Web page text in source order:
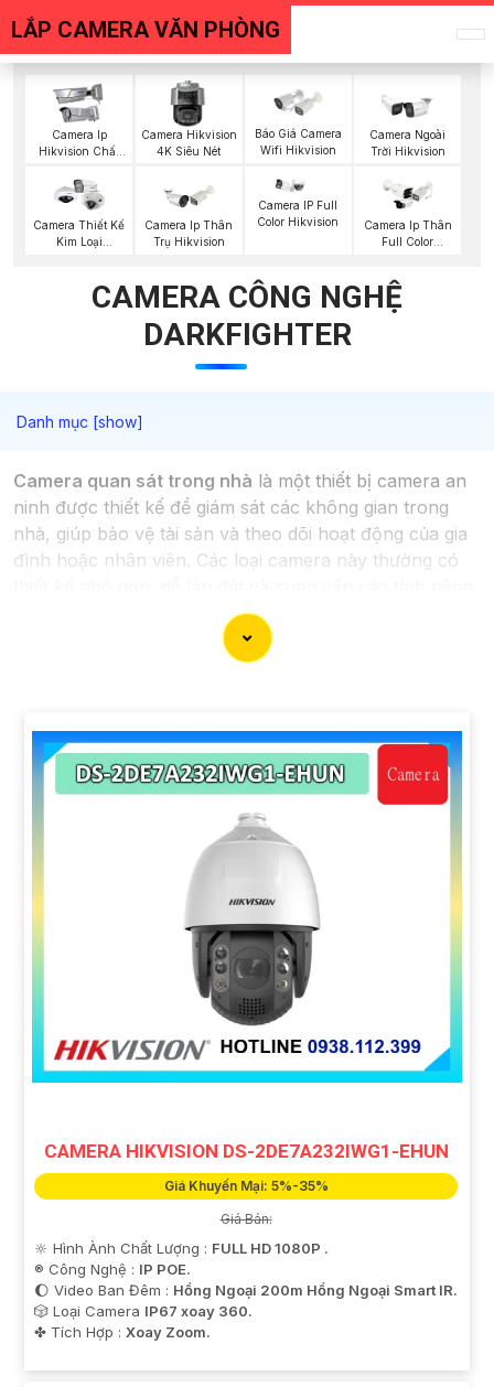
LẮP CAMERA VĂN PHÒNG
Camera Ip
Hikvision Chất
Camera Hikvision
4K Siêu Nét
Báo Giá Camera
Wifi Hikvision
Camera Ngoài
Trời Hikvision
Camera Thiết Kế
Kim Loại
Camera Ip Thân
Trụ Hikvision
Camera IP Full
Color Hikvision
Camera Ip Thân
Full Color
CAMERA CÔNG NGHỆ
DARKFIGHTER
Camera quan sát trong nhà là một thiết bị camera an
ninh được thiết kế để giám sát các không gian trong
nhà, giúp bảo vệ tài sản và theo dõi hoạt động của gia
đình hoặc nhân viên. Các loại camera này thường có
hữu ích cho việc bảo vệ và giám sát. Sau đây là một
số dòng camera chính hãng chất lượng được đề xuất
CAMERA HIKVISION DS-2DE7A232IWG1-EHUN
Giá Khuyến Mại: 5%-35%
Giá Bán:
🔆 Hình Ành Chất Lượng : FULL HD 1080P .
®️ Công Nghệ : IP POE.
🌔 Video Ban Đêm : Hồng Ngoại 200m Hồng Ngoại Smart IR.
🎲 Loại Camera IP67 xoay 360.
️✤ Tích Hợp : Xoay Zoom.